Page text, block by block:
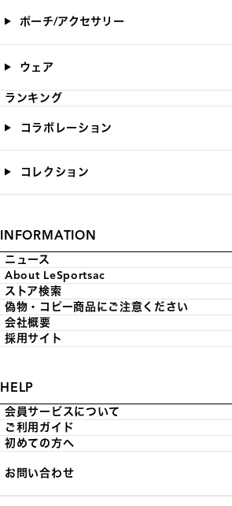
ポーチ/アクセサリー
ウェア
ランキング
コラボレーション
コレクション
INFORMATION
ニュース
About LeSportsac
ストア検索
偽物・コピー商品にご注意ください
会社概要
採用サイト
HELP
会員サービスについて
ご利用ガイド
初めての方へ
お問い合わせ